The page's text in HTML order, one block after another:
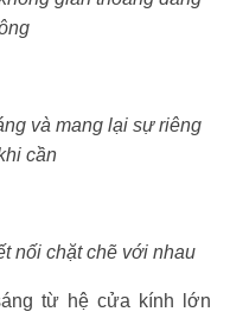
và mang lại sự riêng
cần
nối chặt chẽ với nhau
từ hệ cửa kính lớn